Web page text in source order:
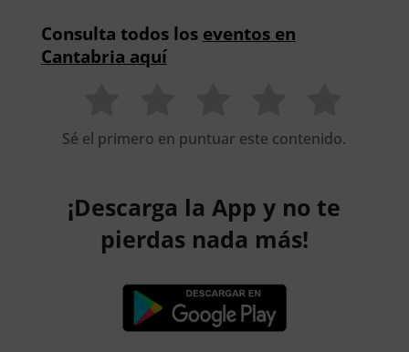
Consulta todos los eventos en
Cantabria aquí
Sé el primero en puntuar este contenido.
¡Descarga la App y no te
pierdas nada más!